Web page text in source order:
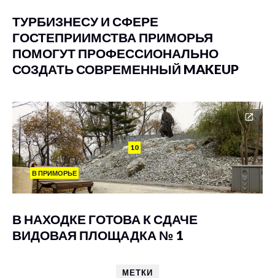
ТУРБИЗНЕСУ И СФЕРЕ
ГОСТЕПРИИМСТВА ПРИМОРЬЯ
ПОМОГУТ ПРОФЕССИОНАЛЬНО
СОЗДАТЬ СОВРЕМЕННЫЙ MAKEUP
10
В ПРИМОРЬЕ
В НАХОДКЕ ГОТОВА К СДАЧЕ
ВИДОВАЯ ПЛОЩАДКА № 1
МЕТКИ